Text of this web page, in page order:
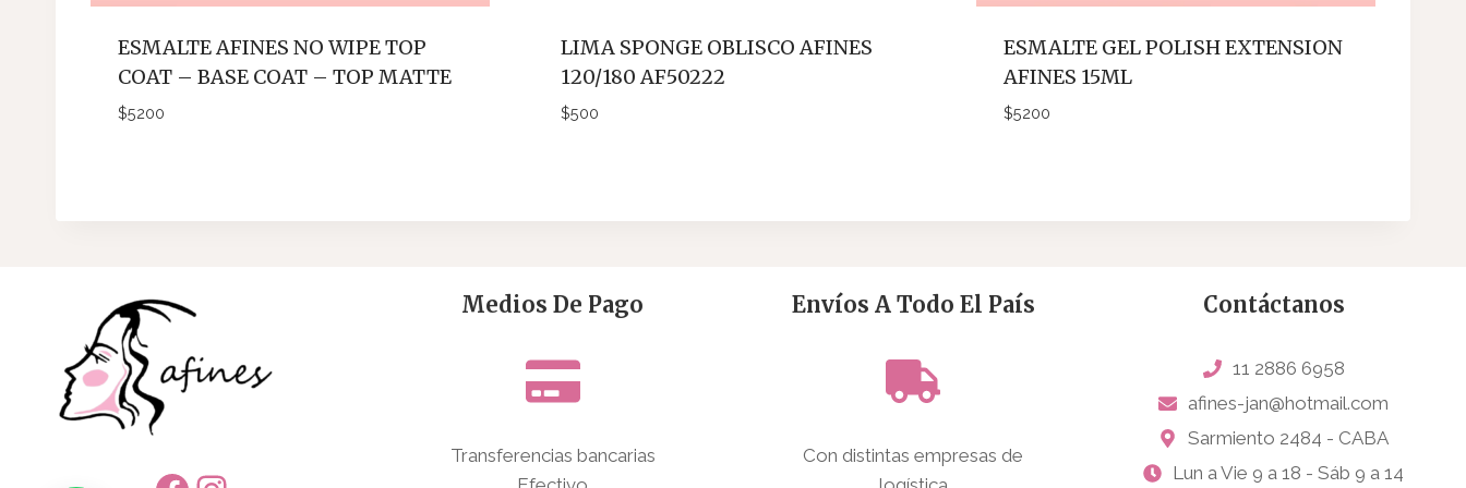
ESMALTE AFINES NO WIPE TOP
COAT – BASE COAT – TOP MATTE
$5200
LIMA SPONGE OBLISCO AFINES
120/180 AF50222
$500
ESMALTE GEL POLISH EXTENSION
AFINES 15ML
$5200
Medios De Pago
Transferencias bancarias
Envíos A Todo El País
Con distintas empresas de
Contáctanos
11 2886 6958
afines-jan@hotmail.com
Sarmiento 2484 - CABA
Lun a Vie 9 a 18 - Sáb 9 a 14